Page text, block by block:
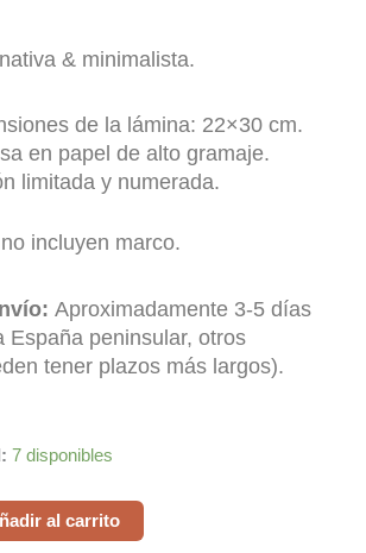
& minimalista.
de la lámina: 22×30 cm.
en papel de alto gramaje.
limitada y numerada.
incluyen marco.
Aproximadamente 3-5 días
España peninsular, otros
tener plazos más largos).
7 disponibles
al carrito